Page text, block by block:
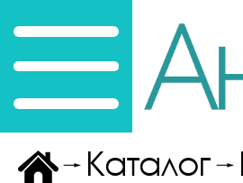
Каталог